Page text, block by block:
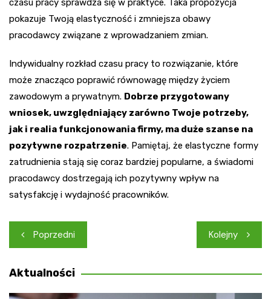
czasu pracy sprawdza się w praktyce. Taka propozycja
pokazuje Twoją elastyczność i zmniejsza obawy
pracodawcy związane z wprowadzaniem zmian.
Indywidualny rozkład czasu pracy to rozwiązanie, które
może znacząco poprawić równowagę między życiem
zawodowym a prywatnym. Dobrze przygotowany
wniosek, uwzględniający zarówno Twoje potrzeby,
jak i realia funkcjonowania firmy, ma duże szanse na
pozytywne rozpatrzenie. Pamiętaj, że elastyczne formy
zatrudnienia stają się coraz bardziej popularne, a świadomi
pracodawcy dostrzegają ich pozytywny wpływ na
satysfakcję i wydajność pracowników.
Nawigacja
wpisu
Poprzedni Kolejny
Aktualności